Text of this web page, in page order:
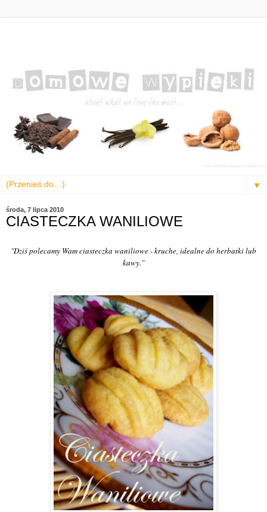
▼
środa, 7 lipca 2010
CIASTECZKA WANILIOWE
"Dziś polecamy Wam ciasteczka waniliowe - kruche, idealne do herbatki lub
kawy."